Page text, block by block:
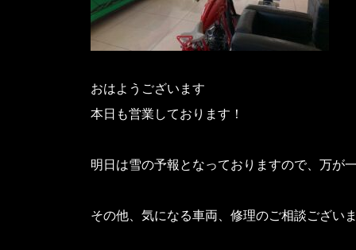
おはようございます
本日も営業しております！
明日は雪の予報となっておりますので、万が
その他、気になる車両、修理のご相談ござい